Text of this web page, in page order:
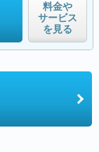
料金や
サービス
を見る